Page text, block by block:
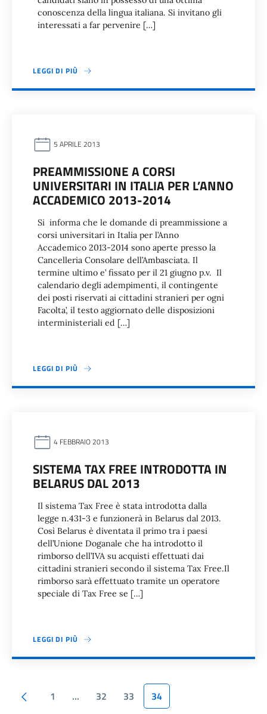
conoscenza della lingua italiana. Si invitano gli
interessati a far pervenire […]
LEGGI DI PIÙ
5 APRILE 2013
PREAMMISSIONE A CORSI
UNIVERSITARI IN ITALIA PER L’ANNO
ACCADEMICO 2013-2014
Si informa che le domande di preammissione a
corsi universitari in Italia per l’Anno
Accademico 2013-2014 sono aperte presso la
Cancelleria Consolare dell’Ambasciata. Il
termine ultimo e’ fissato per il 21 giugno p.v. Il
calendario degli adempimenti, il contingente
dei posti riservati ai cittadini stranieri per ogni
Facolta’, il testo aggiornato delle disposizioni
interministeriali ed […]
LEGGI DI PIÙ
4 FEBBRAIO 2013
SISTEMA TAX FREE INTRODOTTA IN
BELARUS DAL 2013
Il sistema Tax Free è stata introdotta dalla
legge n.431-3 e funzionerà in Belarus dal 2013.
Così Belarus è diventata il primo tra i paesi
dell’Unione Doganale che ha introdotto il
rimborso dell’IVA su acquisti effettuati dai
cittadini stranieri secondo il sistema Tax Free.Il
rimborso sarà effettuato tramite un operatore
speciale di Tax Free se […]
LEGGI DI PIÙ
Paginazione
Pagina precedente
1 … 32 33 34